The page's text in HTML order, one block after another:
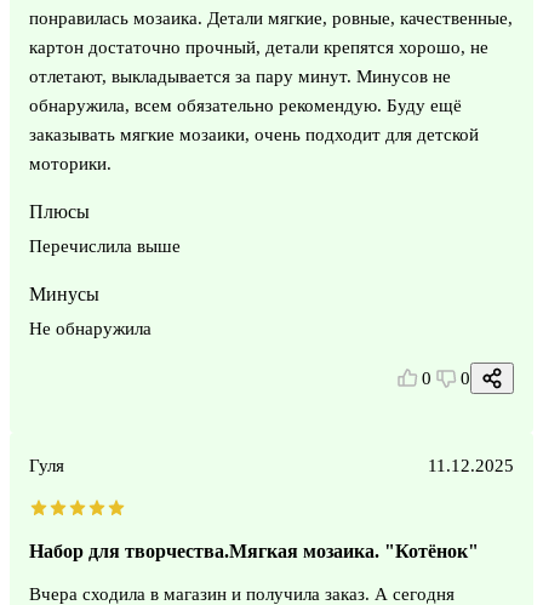
понравилась мозаика. Детали мягкие, ровные, качественные,
картон достаточно прочный, детали крепятся хорошо, не
отлетают, выкладывается за пару минут. Минусов не
обнаружила, всем обязательно рекомендую. Буду ещё
заказывать мягкие мозаики, очень подходит для детской
моторики.
Плюсы
Перечислила выше
Минусы
Не обнаружила
0 0
Гуля 11.12.2025
Набор для творчества.Мягкая мозаика. "Котёнок"
Вчера сходила в магазин и получила заказ. А сегодня